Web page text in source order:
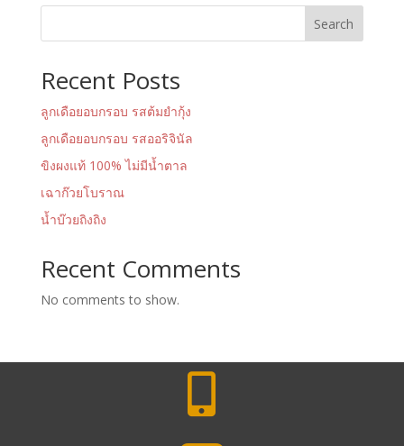
Search
Recent Posts
ลูกเดือยอบกรอบ รสต้มยำกุ้ง
ลูกเดือยอบกรอบ รสออริจินัล
ขิงผงแท้ 100% ไม่มีน้ำตาล
เฉาก๊วยโบราณ
น้ำบ๊วยถิงถิง
Recent Comments
No comments to show.
